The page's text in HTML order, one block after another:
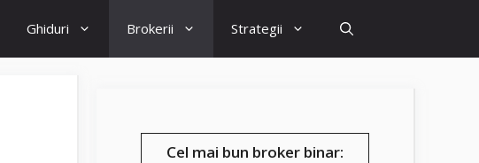
Ghiduri Brokerii Strategii
Cel mai bun broker binar: